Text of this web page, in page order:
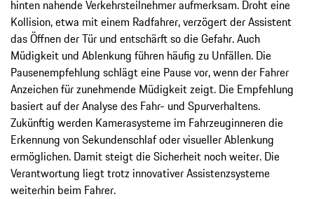
hinten nahende Verkehrsteilnehmer aufmerksam. Droht eine
Kollision, etwa mit einem Radfahrer, verzögert der Assistent
das Öffnen der Tür und entschärft so die Gefahr. Auch
Müdigkeit und Ablenkung führen häufig zu Unfällen. Die
Pausenempfehlung schlägt eine Pause vor, wenn der Fahrer
Anzeichen für zunehmende Müdigkeit zeigt. Die Empfehlung
basiert auf der Analyse des Fahr- und Spurverhaltens.
Zukünftig werden Kamerasysteme im Fahrzeuginneren die
Erkennung von Sekundenschlaf oder visueller Ablenkung
ermöglichen. Damit steigt die Sicherheit noch weiter. Die
Verantwortung liegt trotz innovativer Assistenzsysteme
weiterhin beim Fahrer.